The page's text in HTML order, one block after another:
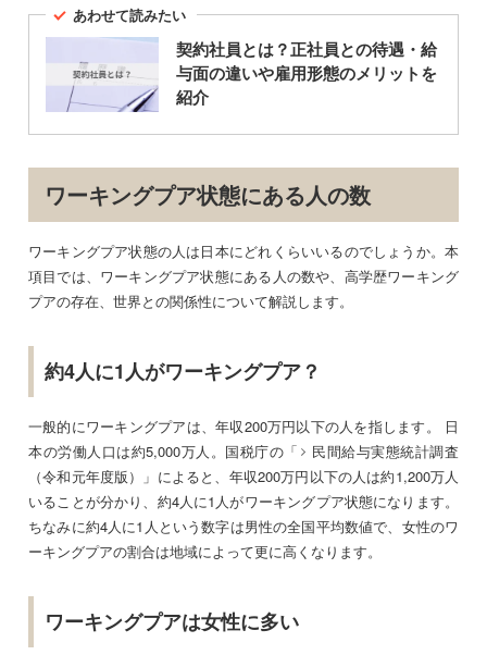
あわせて読みたい
契約社員とは？正社員との待遇・給
与面の違いや雇用形態のメリットを
紹介
ワーキングプア状態にある人の数
ワーキングプア状態の人は日本にどれくらいいるのでしょうか。本
項目では、ワーキングプア状態にある人の数や、高学歴ワーキング
プアの存在、世界との関係性について解説します。
約4人に1人がワーキングプア？
一般的にワーキングプアは、年収200万円以下の人を指します。 日
本の労働人口は約5,000万人。国税庁の「
民間給与実態統計調査
（令和元年度版）
」によると、年収200万円以下の人は約1,200万人
いることが分かり、約4人に1人がワーキングプア状態になります。
ちなみに約4人に1人という数字は男性の全国平均数値で、女性のワ
ーキングプアの割合は地域によって更に高くなります。
ワーキングプアは女性に多い